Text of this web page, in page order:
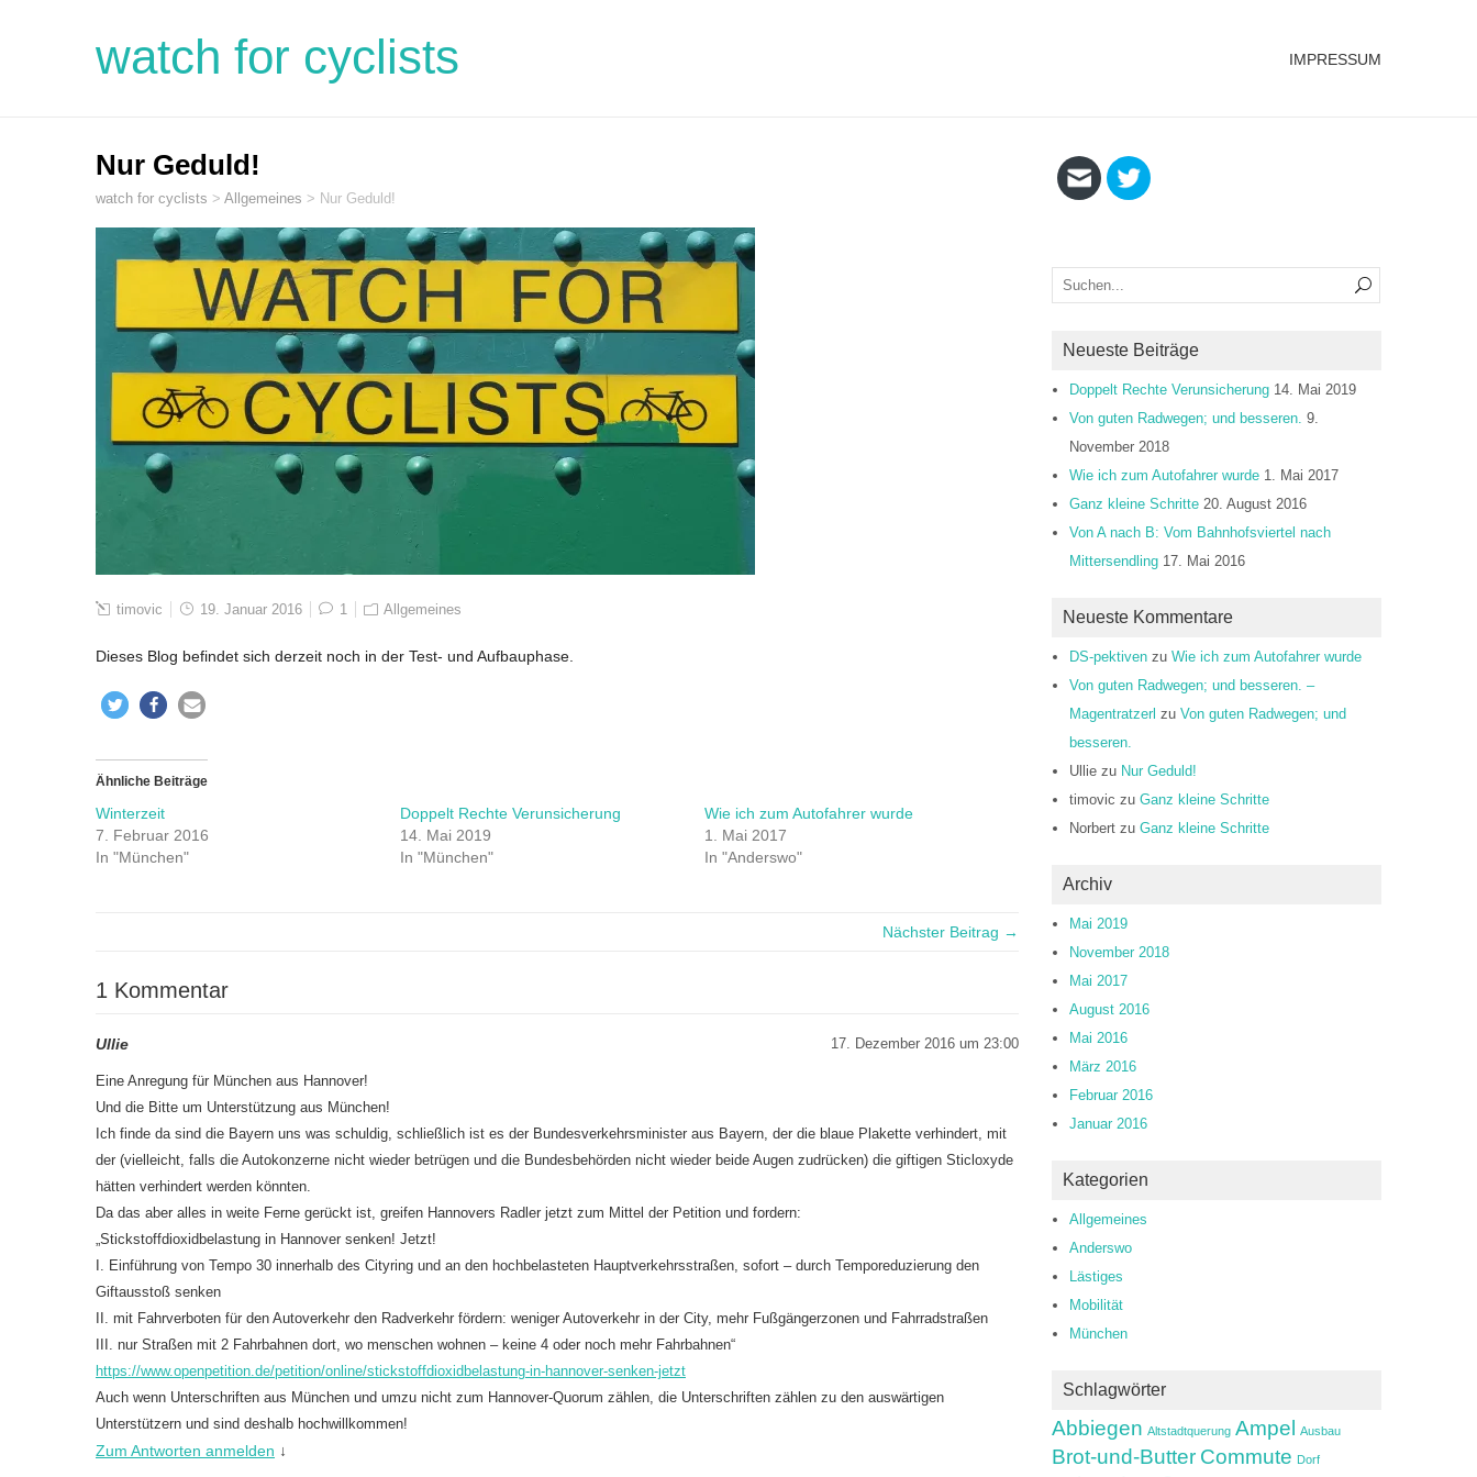
watch for cyclists IMPRESSUM
Nur Geduld!
watch for cyclists > Allgemeines > Nur Geduld!
timovic 19. Januar 2016 1 Allgemeines
Dieses Blog befindet sich derzeit noch in der Test- und Aufbauphase.
Ähnliche Beiträge
Winterzeit
7. Februar 2016
In "München"
Doppelt Rechte Verunsicherung
14. Mai 2019
In "München"
Wie ich zum Autofahrer wurde
1. Mai 2017
In "Anderswo"
Nächster Beitrag →
1 Kommentar
Ullie 17. Dezember 2016 um 23:00
Eine Anregung für München aus Hannover!
Und die Bitte um Unterstützung aus München!
Ich finde da sind die Bayern uns was schuldig, schließlich ist es der Bundesverkehrsminister aus Bayern, der die blaue Plakette verhindert, mit
der (vielleicht, falls die Autokonzerne nicht wieder betrügen und die Bundesbehörden nicht wieder beide Augen zudrücken) die giftigen Sticloxyde
hätten verhindert werden könnten.
Da das aber alles in weite Ferne gerückt ist, greifen Hannovers Radler jetzt zum Mittel der Petition und fordern:
„Stickstoffdioxidbelastung in Hannover senken! Jetzt!
I. Einführung von Tempo 30 innerhalb des Cityring und an den hochbelasteten Hauptverkehrsstraßen, sofort – durch Temporeduzierung den
Giftausstoß senken
II. mit Fahrverboten für den Autoverkehr den Radverkehr fördern: weniger Autoverkehr in der City, mehr Fußgängerzonen und Fahrradstraßen
III. nur Straßen mit 2 Fahrbahnen dort, wo menschen wohnen – keine 4 oder noch mehr Fahrbahnen“
https://www.openpetition.de/petition/online/stickstoffdioxidbelastung-in-hannover-senken-jetzt
Auch wenn Unterschriften aus München und umzu nicht zum Hannover-Quorum zählen, die Unterschriften zählen zu den auswärtigen
Unterstützern und sind deshalb hochwillkommen!
Zum Antworten anmelden ↓
Neueste Beiträge
Doppelt Rechte Verunsicherung 14. Mai 2019
Von guten Radwegen; und besseren. 9.
November 2018
Wie ich zum Autofahrer wurde 1. Mai 2017
Ganz kleine Schritte 20. August 2016
Von A nach B: Vom Bahnhofsviertel nach
Mittersendling 17. Mai 2016
Neueste Kommentare
DS-pektiven zu Wie ich zum Autofahrer wurde
Von guten Radwegen; und besseren. –
Magentratzerl zu Von guten Radwegen; und
besseren.
Ullie zu Nur Geduld!
timovic zu Ganz kleine Schritte
Norbert zu Ganz kleine Schritte
Archiv
Mai 2019
November 2018
Mai 2017
August 2016
Mai 2016
März 2016
Februar 2016
Januar 2016
Kategorien
Allgemeines
Anderswo
Lästiges
Mobilität
München
Schlagwörter
Abbiegen Altstadtquerung Ampel Ausbau
Brot-und-Butter Commute Dorf